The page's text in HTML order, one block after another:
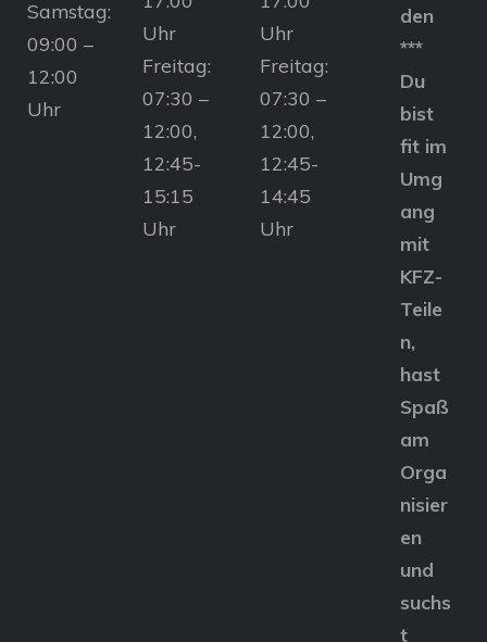
Samstag:
09:00 –
12:00
Uhr
Uhr
Freitag:
07:30 –
12:00,
12:45-
15:15
Uhr
Uhr
Freitag:
07:30 –
12:00,
12:45-
14:45
Uhr
den
***
Du
bist
fit im
Umg
ang
mit
KFZ-
Teile
n,
hast
Spaß
am
Orga
nisier
en
und
suchs
t